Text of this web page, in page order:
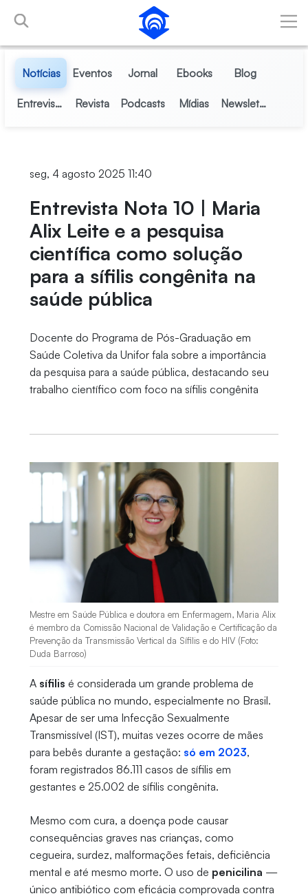
Pular para o Conteúdo principal
Notícias Eventos Jornal Ebooks Blog
Entrevistas Revista Podcasts Mídias Newsletter
seg, 4 agosto 2025 11:40
Entrevista Nota 10 | Maria
Alix Leite e a pesquisa
científica como solução
para a sífilis congênita na
saúde pública
Docente do Programa de Pós-Graduação em
Saúde Coletiva da Unifor fala sobre a importância
da pesquisa para a saúde pública, destacando seu
trabalho científico com foco na sífilis congênita
Mestre em Saúde Pública e doutora em Enfermagem, Maria Alix
é membro da Comissão Nacional de Validação e Certificação da
Prevenção da Transmissão Vertical da Sífilis e do HIV (Foto:
Duda Barroso)
A sífilis é considerada um grande problema de
saúde pública no mundo, especialmente no Brasil.
Apesar de ser uma Infecção Sexualmente
Transmissível (IST), muitas vezes ocorre de mães
para bebês durante a gestação: só em 2023,
foram registrados 86.111 casos de sífilis em
gestantes e 25.002 de sífilis congênita.
Mesmo com cura, a doença pode causar
consequências graves nas crianças, como
cegueira, surdez, malformações fetais, deficiência
mental e até mesmo morte. O uso de penicilina —
único antibiótico com eficácia comprovada contra